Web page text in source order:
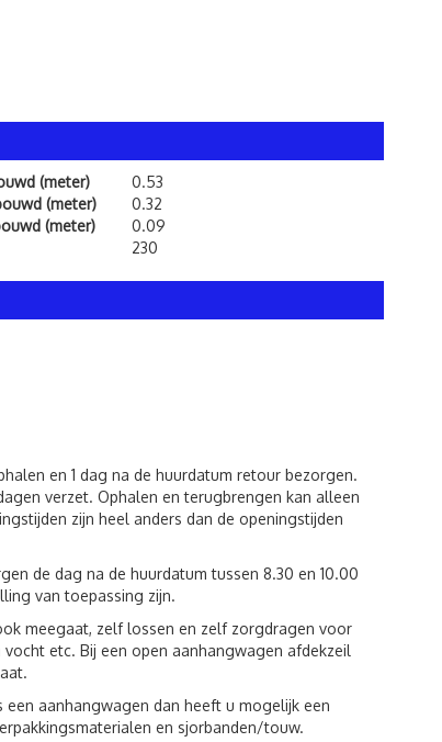
(meter)
0.53
(meter)
0.32
(meter)
0.09
230
en 1 dag na de huurdatum retour bezorgen.
verzet. Ophalen en terugbrengen kan alleen
zijn heel anders dan de openingstijden
de dag na de huurdatum tussen 8.30 en 10.00
van toepassing zijn.
meegaat, zelf lossen en zelf zorgdragen voor
etc. Bij een open aanhangwagen afdekzeil
aanhangwagen dan heeft u mogelijk een
en sjorbanden/touw.